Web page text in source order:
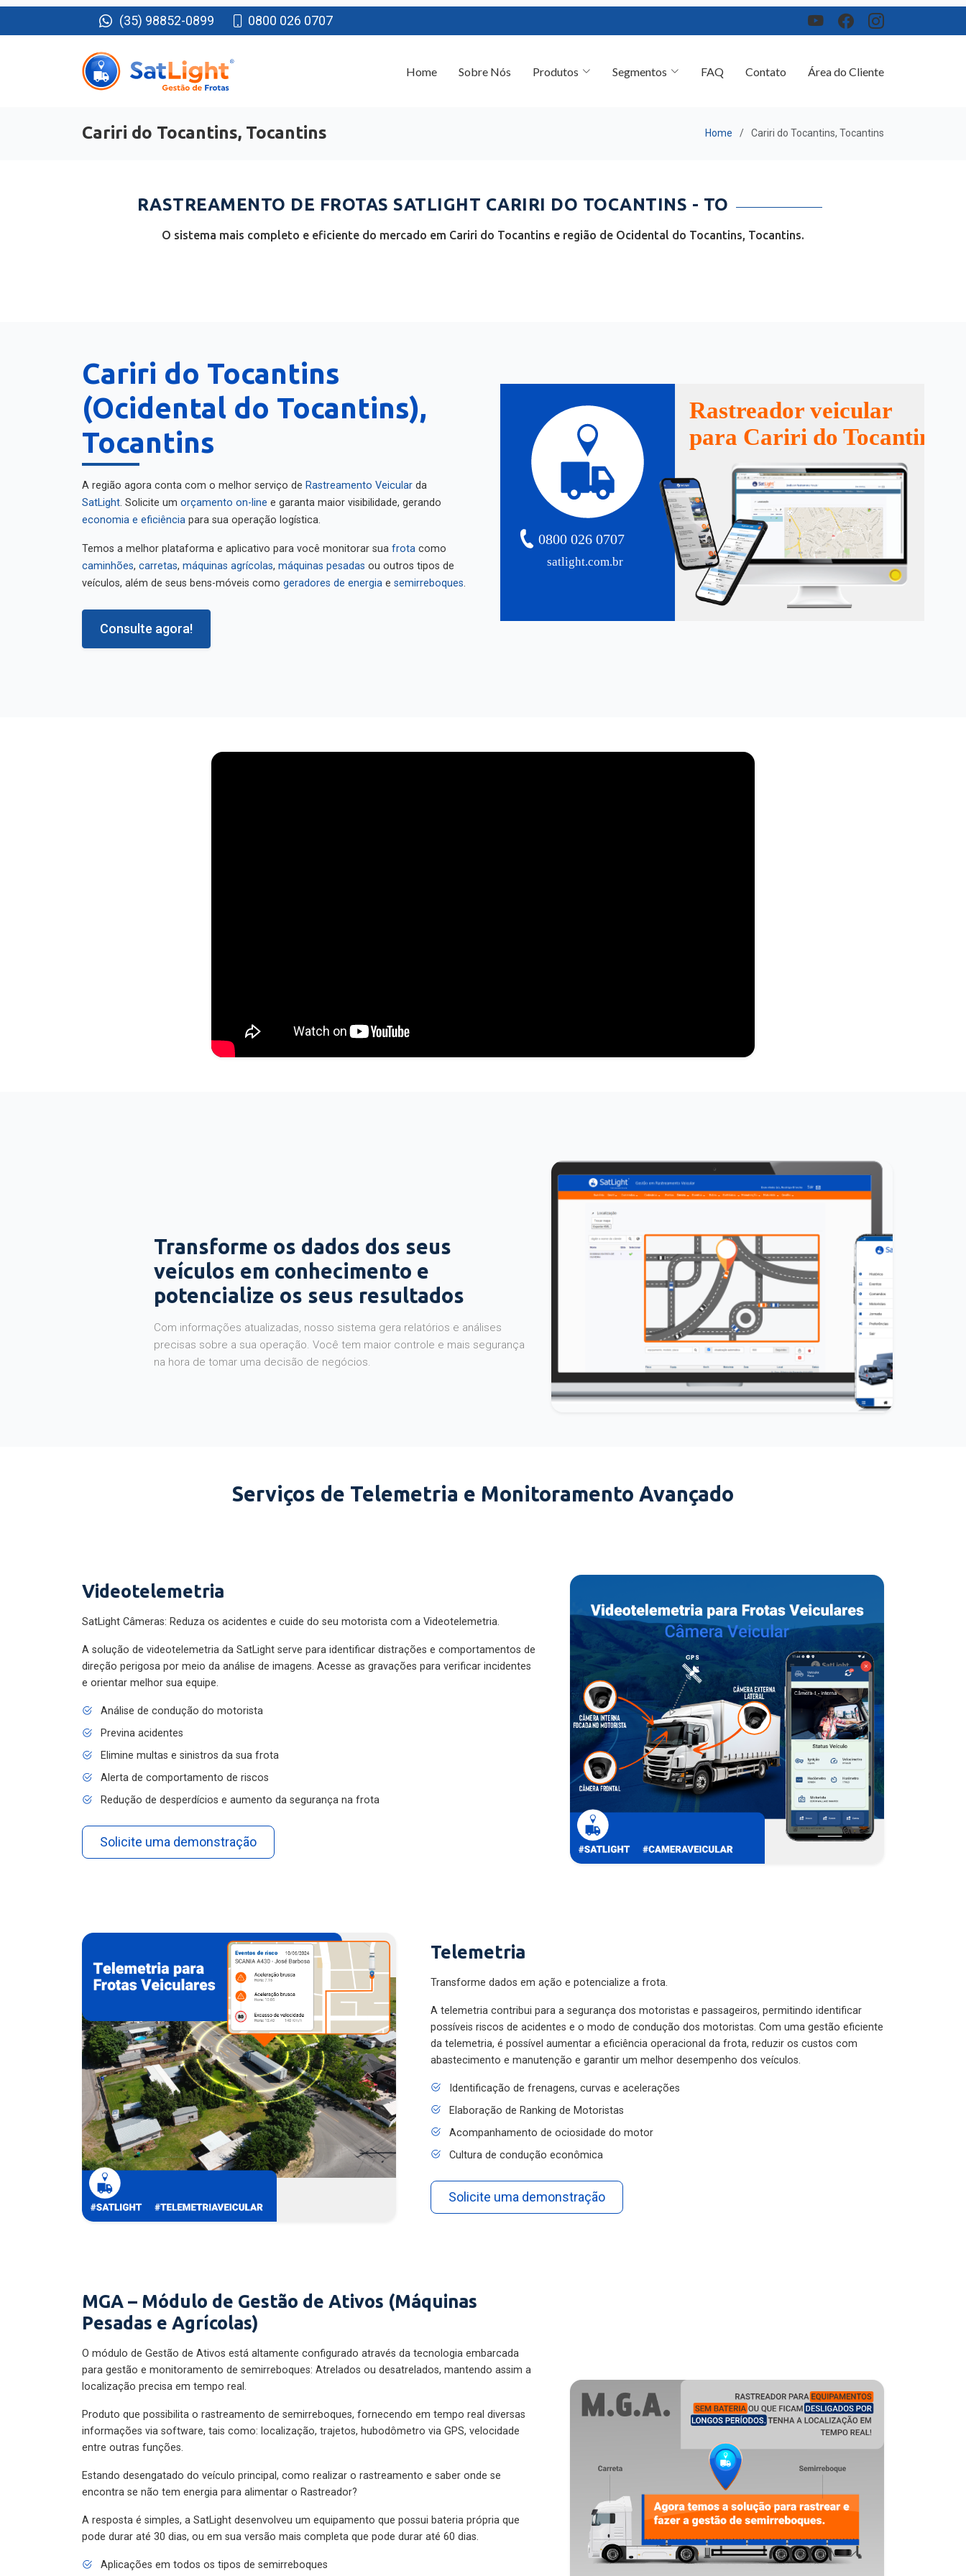
(35) 98852-0899 0800 026 0707
Área do Cliente
Cariri do Tocantins, Tocantins Home Cariri do Tocantins, Tocantins
RASTREAMENTO DE FROTAS SATLIGHT CARIRI DO TOCANTINS - TO
O sistema mais completo e eficiente do mercado em Cariri do Tocantins e região de Ocidental do Tocantins, Tocantins.
Cariri do Tocantins
(Ocidental do Tocantins),
Tocantins
A região agora conta com o melhor serviço de Rastreamento Veicular da
SatLight . Solicite um orçamento on-line e garanta maior visibilidade, gerando
economia e eficiência para sua operação logística.
Temos a melhor plataforma e aplicativo para você monitorar sua frota como
caminhões carretas máquinas agrícolas máquinas pesadas ou outros tipos de
veículos, além de seus bens-móveis como geradores de energia e semirreboques
Consulte agora!
satlight.com.br
0800 026 0707
Rastreador veicular
para Cariri do Tocantins
Transforme os dados dos seus
veículos em conhecimento e
potencialize os seus resultados
Com informações atualizadas, nosso sistema gera relatórios e análises
precisas sobre a sua operação. Você tem maior controle e mais segurança
na hora de tomar uma decisão de negócios.
Serviços de Telemetria e Monitoramento Avançado
Videotelemetria
SatLight Câmeras: Reduza os acidentes e cuide do seu motorista com a Videotelemetria.
A solução de videotelemetria da SatLight serve para identificar distrações e comportamentos de
direção perigosa por meio da análise de imagens. Acesse as gravações para verificar incidentes
e orientar melhor sua equipe.
Análise de condução do motorista
Previna acidentes
Elimine multas e sinistros da sua frota
Alerta de comportamento de riscos
Redução de desperdícios e aumento da segurança na frota
Solicite uma demonstração
Telemetria
Transforme dados em ação e potencialize a frota.
A telemetria contribui para a segurança dos motoristas e passageiros, permitindo identificar
possíveis riscos de acidentes e o modo de condução dos motoristas. Com uma gestão eficiente
da telemetria, é possível aumentar a eficiência operacional da frota, reduzir os custos com
abastecimento e manutenção e garantir um melhor desempenho dos veículos.
Identificação de frenagens, curvas e acelerações
Elaboração de Ranking de Motoristas
Acompanhamento de ociosidade do motor
Cultura de condução econômica
Solicite uma demonstração
MGA – Módulo de Gestão de Ativos (Máquinas
Pesadas e Agrícolas)
O módulo de Gestão de Ativos está altamente configurado através da tecnologia embarcada
para gestão e monitoramento de semirreboques: Atrelados ou desatrelados, mantendo assim a
localização precisa em tempo real.
Produto que possibilita o rastreamento de semirreboques, fornecendo em tempo real diversas
informações via software, tais como: localização, trajetos, hubodômetro via GPS, velocidade
entre outras funções.
Estando desengatado do veículo principal, como realizar o rastreamento e saber onde se
encontra se não tem energia para alimentar o Rastreador?
A resposta é simples, a SatLight desenvolveu um equipamento que possui bateria própria que
pode durar até 30 dias, ou em sua versão mais completa que pode durar até 60 dias.
Aplicações em todos os tipos de semirreboques